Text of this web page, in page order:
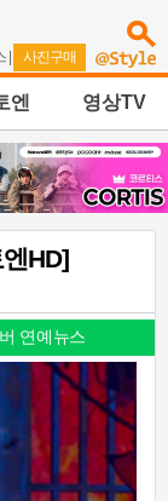
| 사진구매
엔 영상TV
HD]
연예뉴스